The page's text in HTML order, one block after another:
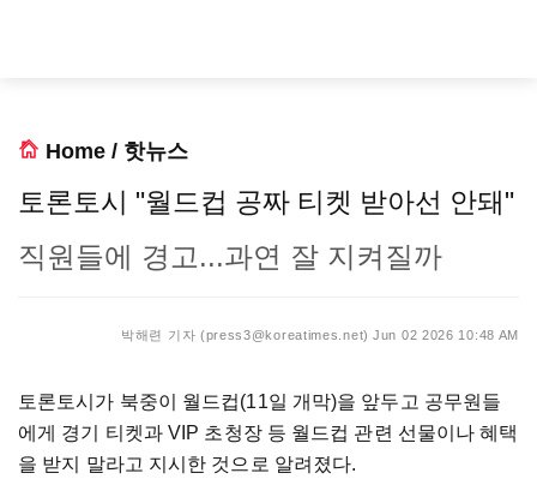
Home / 핫뉴스
토론토시 "월드컵 공짜 티켓 받아선 안돼"
직원들에 경고...과연 잘 지켜질까
박해련 기자 (press3@koreatimes.net) Jun 02 2026 10:48 AM
토론토시가 북중이 월드컵(11일 개막)을 앞두고 공무원들
에게 경기 티켓과 VIP 초청장 등 월드컵 관련 선물이나 혜택
을 받지 말라고 지시한 것으로 알려졌다.